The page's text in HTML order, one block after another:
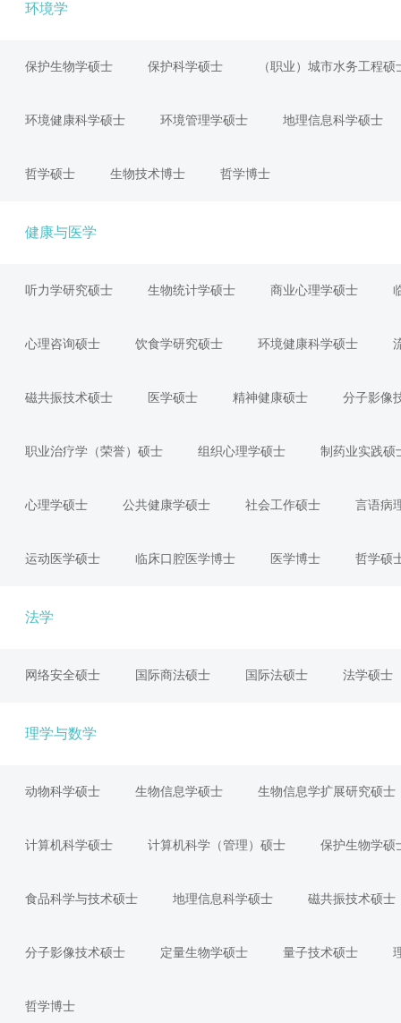
环境学
保护生物学硕士 保护科学硕士 （职业）城市水务工程硕
环境健康科学硕士 环境管理学硕士 地理信息科学硕士
哲学硕士 生物技术博士 哲学博士
健康与医学
听力学研究硕士 生物统计学硕士 商业心理学硕士
心理咨询硕士 饮食学研究硕士 环境健康科学硕士
磁共振技术硕士 医学硕士 精神健康硕士 分子影像
职业治疗学（荣誉）硕士 组织心理学硕士 制药业实践硕
心理学硕士 公共健康学硕士 社会工作硕士 言语病
运动医学硕士 临床口腔医学博士 医学博士 哲学硕
法学
网络安全硕士 国际商法硕士 国际法硕士 法学硕士
理学与数学
动物科学硕士 生物信息学硕士 生物信息学扩展研究硕士
计算机科学硕士 计算机科学（管理）硕士 保护生物学硕
食品科学与技术硕士 地理信息科学硕士 磁共振技术硕士
分子影像技术硕士 定量生物学硕士 量子技术硕士
哲学博士